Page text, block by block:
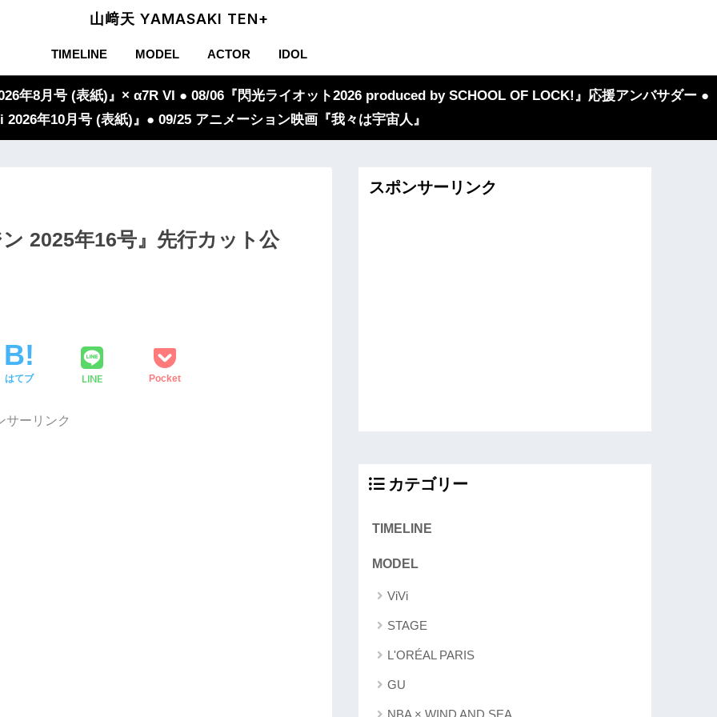
山﨑天 YAMASAKI TEN+
TIMELINE MODEL ACTOR IDOL
年8月号 (表紙)』× α7R VI ● 08/06『閃光ライオット2026 produced by SCHOOL OF LOCK!』応援アンバサダー ●
2026年10月号 (表紙)』● 09/25 アニメーション映画『我々は宇宙人』
2025年16号』先行カット公
はてブ LINE Pocket
サーリンク
スポンサーリンク
カテゴリー
TIMELINE
MODEL
ViVi
STAGE
L'ORÉAL PARIS
GU
NBA × WIND AND SEA